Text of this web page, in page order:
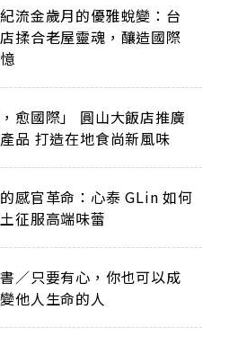
流金歲月的優雅蛻變：台
揉合老屋靈魂，釀造國際
，愈國際」 圓山大飯店推廣
品 打造在地食尚新風味
感官革命：心泰 GLin 如何
征服高端味蕾
／只要有心，你也可以成
他人生命的人